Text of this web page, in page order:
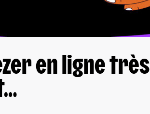
en ligne très